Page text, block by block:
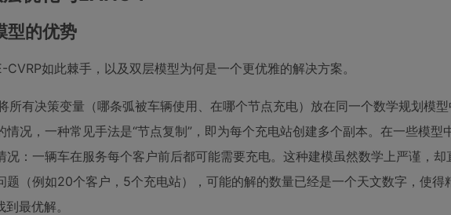
型的优势
如此棘手，以及双层模型为何是一个更优雅的解决方案。
所有决策变量（哪条弧被车辆使用、在哪个节点充电）放在同一个数学规划模型
况，一种常见手法是“节点复制”，即为每个充电站创建多个副本。在一些模型
：一辆车在服务每个客户前后都可能需要充电。这种建模虽然数学上严谨，却
（例如20个客户，5个充电站），可能的解的数量已经是一个天文数字，使得
最优解。